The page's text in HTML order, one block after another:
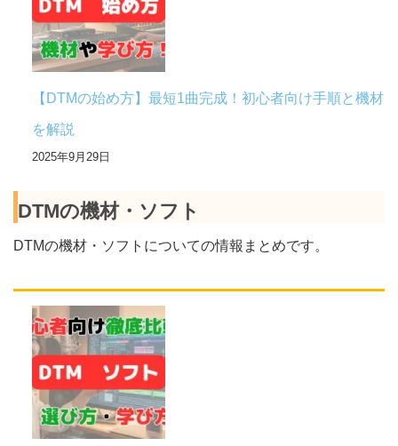
【DTMの始め方】最短1曲完成！初心者向け手順と機材
を解説
2025年9月29日
DTMの機材・ソフト
DTMの機材・ソフトについての情報まとめです。